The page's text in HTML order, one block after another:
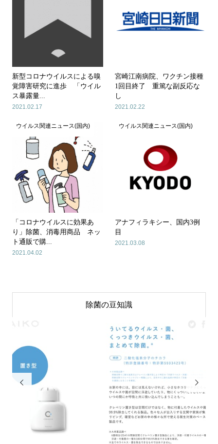
新型コロナウイルスによる嗅
覚障害研究に進歩 「ウイル
ス暴露量...
2021.02.17
宮崎江南病院、ワクチン接種
1回目終了 重篤な副反応な
し
2021.02.22
ウイルス関連ニュース(国内)
「コロナウイルスに効果あ
り」除菌、消毒用商品 ネッ
ト通販で購...
2021.04.02
ウイルス関連ニュース(国内)
アナフィラキシー、国内3例
目
2021.03.08
除菌の豆知識
 